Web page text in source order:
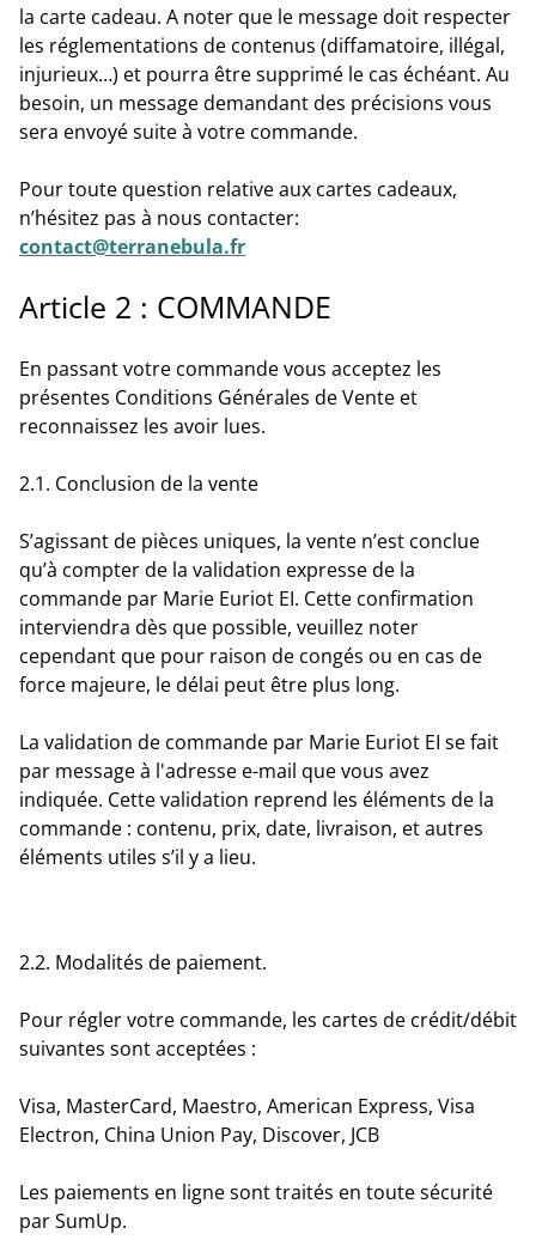
la carte cadeau. A noter que le message doit respecter
les réglementations de contenus (diffamatoire, illégal,
injurieux…) et pourra être supprimé le cas échéant. Au
besoin, un message demandant des précisions vous
sera envoyé suite à votre commande.
Pour toute question relative aux cartes cadeaux,
n’hésitez pas à nous contacter:
contact@terranebula.fr
Article 2 : COMMANDE
En passant votre commande vous acceptez les
présentes Conditions Générales de Vente et
reconnaissez les avoir lues.
2.1. Conclusion de la vente
S’agissant de pièces uniques, la vente n’est conclue
qu’à compter de la validation expresse de la
commande par Marie Euriot EI. Cette confirmation
interviendra dès que possible, veuillez noter
cependant que pour raison de congés ou en cas de
force majeure, le délai peut être plus long.
La validation de commande par Marie Euriot EI se fait
par message à l'adresse e-mail que vous avez
indiquée. Cette validation reprend les éléments de la
commande : contenu, prix, date, livraison, et autres
éléments utiles s’il y a lieu.
2.2. Modalités de paiement.
Pour régler votre commande, les cartes de crédit/débit
suivantes sont acceptées :
Visa, MasterCard, Maestro, American Express, Visa
Electron, China Union Pay, Discover, JCB
Les paiements en ligne sont traités en toute sécurité
par SumUp.